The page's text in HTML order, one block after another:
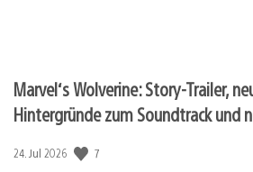
Marvel‘s Wolverine: Story-Trailer,
Hintergründe zum Soundtrack und
Veröffentlichungsdatum:
24. Jul 2026 7